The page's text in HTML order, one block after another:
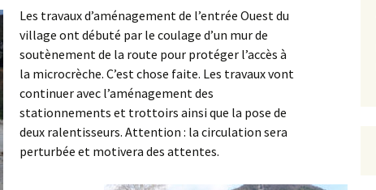
Les travaux d’aménagement de l’entrée Ouest du
village ont débuté par le coulage d’un mur de
soutènement de la route pour protéger l’accès à
la microcrèche. C’est chose faite. Les travaux vont
continuer avec l’aménagement des
stationnements et trottoirs ainsi que la pose de
deux ralentisseurs. Attention : la circulation sera
perturbée et motivera des attentes.